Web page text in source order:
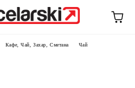
Кафе, Чай, Захар, Сметана Чай